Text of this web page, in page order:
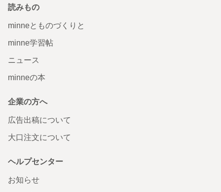
読みもの
minneとものづくりと
minne学習帖
ニュース
minneの本
企業の方へ
広告出稿について
大口注文について
ヘルプセンター
お知らせ